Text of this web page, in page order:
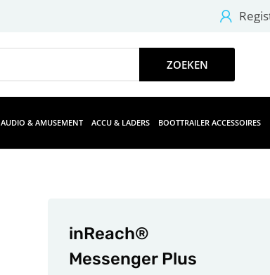
AUDIO & AMUSEMENT ACCU & LADERS BOOTTRAILER ACCESSOIRES
inReach®
Messenger Plus